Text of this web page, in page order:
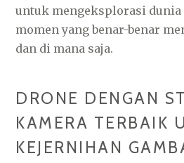
untuk mengeksplorasi dunia
momen yang benar-benar
dan di mana saja.
DRONE DENGAN
KAMERA TERBAIK
KEJERNIHAN